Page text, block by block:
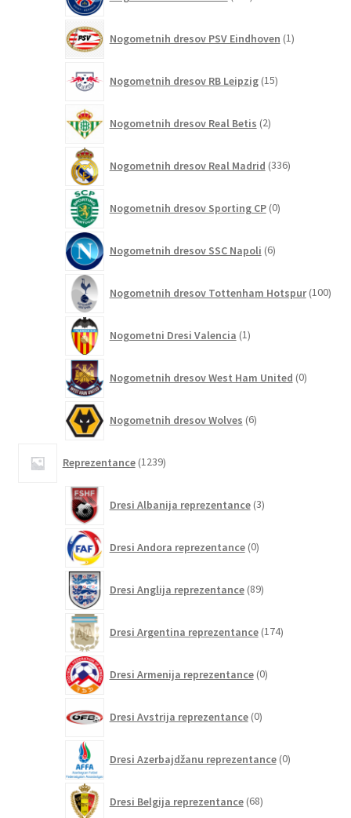
Nogometnih dresov PSV Eindhoven 1izdelek
Nogometnih dresov RB Leipzig 15izdelkov
Nogometnih dresov Real Betis 2izdelka
Nogometnih dresov Real Madrid 336izdelkov
Nogometnih dresov Sporting CP 0izdelkov
Nogometnih dresov SSC Napoli 6izdelkov
Nogometnih dresov Tottenham Hotspur 100
Nogometni Dresi Valencia 1izdelek
Nogometnih dresov West Ham United 0izdelkov
Nogometnih dresov Wolves 6izdelkov
Reprezentance 1239izdelkov
Dresi Albanija reprezentance 3izdelki
Dresi Andora reprezentance 0izdelkov
Dresi Anglija reprezentance 89izdelkov
Dresi Argentina reprezentance 174izdelkov
Dresi Armenija reprezentance 0izdelkov
Dresi Avstrija reprezentance 0izdelkov
Dresi Azerbajdžanu reprezentance 0izdelkov
Dresi Belgija reprezentance 68izdelkov